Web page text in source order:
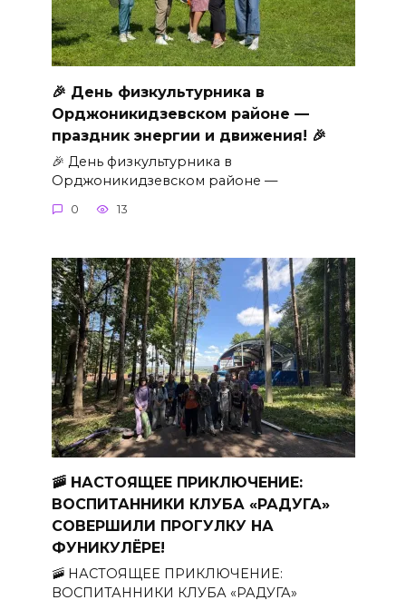
🎉 День физкультурника в
Орджоникидзевском районе —
праздник энергии и движения! 🎉
🎉 День физкультурника в
Орджоникидзевском районе —
0 13
🚠 НАСТОЯЩЕЕ ПРИКЛЮЧЕНИЕ:
ВОСПИТАННИКИ КЛУБА «РАДУГА»
СОВЕРШИЛИ ПРОГУЛКУ НА
ФУНИКУЛЁРЕ!
🚠 НАСТОЯЩЕЕ ПРИКЛЮЧЕНИЕ:
ВОСПИТАННИКИ КЛУБА «РАДУГА»